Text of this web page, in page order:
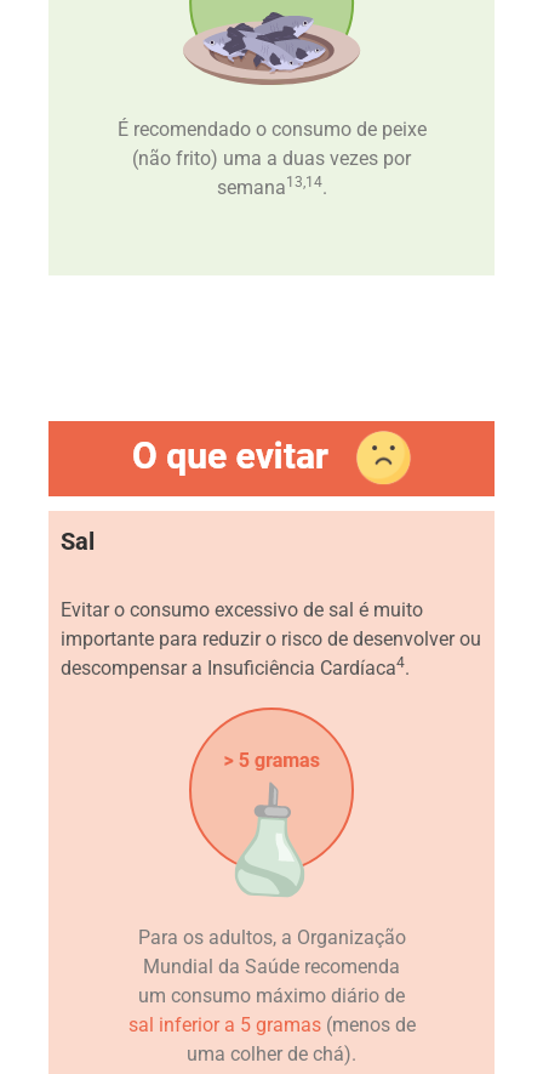
É recomendado o consumo de peixe
(não frito) uma a duas vezes por
semana13,14.
Sal
Evitar o consumo excessivo de sal é muito
importante para reduzir o risco de desenvolver ou
descompensar a Insuficiência Cardíaca4.
Para os adultos, a Organização
Mundial da Saúde recomenda
um consumo máximo diário de
sal inferior a 5 gramas(menos de
uma colher de chá).